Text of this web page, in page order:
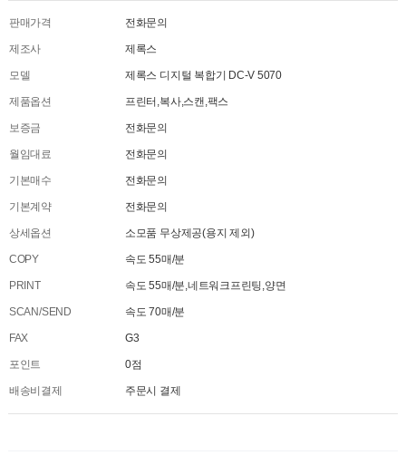
판매가격 전화문의
제조사 제록스
모델 제록스 디지털 복합기 DC-V 5070
제품옵션 프린터,복사,스캔,팩스
보증금 전화문의
월임대료 전화문의
기본매수 전화문의
기본계약 전화문의
상세옵션 소모품 무상제공(용지 제외)
COPY 속도 55매/분
PRINT 속도 55매/분,네트워크프린팅,양면
SCAN/SEND 속도 70매/분
FAX G3
포인트 0점
배송비결제 주문시 결제